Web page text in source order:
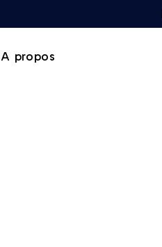
A propos